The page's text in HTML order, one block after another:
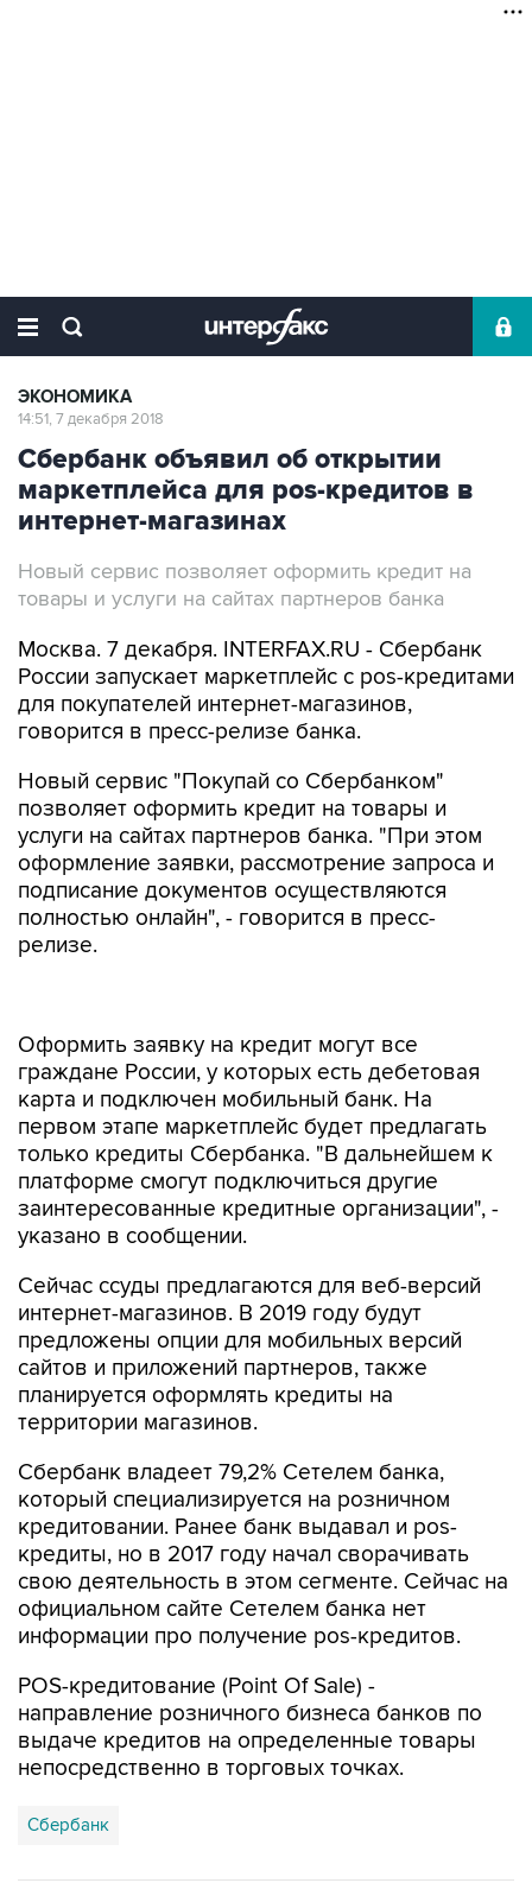
ЭКОНОМИКА
14:51, 7 декабря 2018
Сбербанк объявил об открытии
маркетплейса для pos-кредитов в
интернет-магазинах
Новый сервис позволяет оформить кредит на
товары и услуги на сайтах партнеров банка
Москва. 7 декабря. INTERFAX.RU - Сбербанк
России запускает маркетплейс c pos-кредитами
для покупателей интернет-магазинов,
говорится в пресс-релизе банка.
Новый сервис "Покупай со Сбербанком"
позволяет оформить кредит на товары и
услуги на сайтах партнеров банка. "При этом
оформление заявки, рассмотрение запроса и
подписание документов осуществляются
полностью онлайн", - говорится в пресс-
релизе.
карта и подключен мобильный банк. На
первом этапе маркетплейс будет предлагать
только кредиты Сбербанка. "В дальнейшем к
платформе смогут подключиться другие
заинтересованные кредитные организации", -
указано в сообщении.
Сейчас ссуды предлагаются для веб-версий
предложены опции для мобильных версий
сайтов и приложений партнеров, также
планируется оформлять кредиты на
территории магазинов.
Сбербанк владеет 79,2% Сетелем банка,
кредитовании. Ранее банк выдавал и pos-
кредиты, но в 2017 году начал сворачивать
свою деятельность в этом сегменте. Сейчас на
официальном сайте Сетелем банка нет
информации про получение pos-кредитов.
POS-кредитование (Point Of Sale) -
выдаче кредитов на определенные товары
непосредственно в торговых точках.
Сбербанк